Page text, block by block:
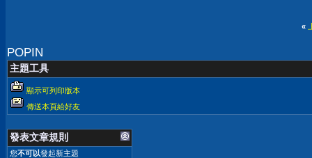
«
POPIN
主題工具
顯示可列印版本
傳送本頁給好友
發表文章規則
您不可以發起新主題